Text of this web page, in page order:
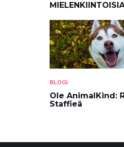
BLOGI
Ole AnimalKind:
Staffieä